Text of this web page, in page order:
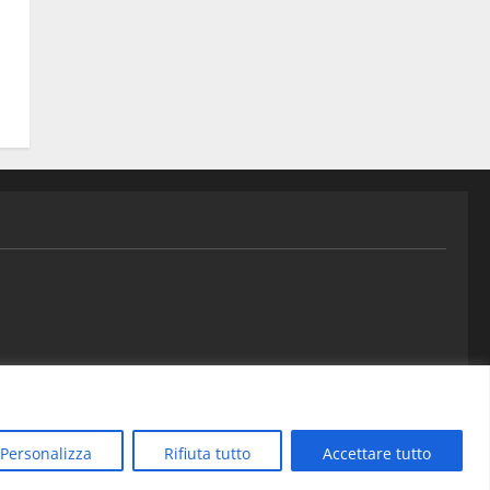
Personalizza Rifiuta tutto Accettare tutto